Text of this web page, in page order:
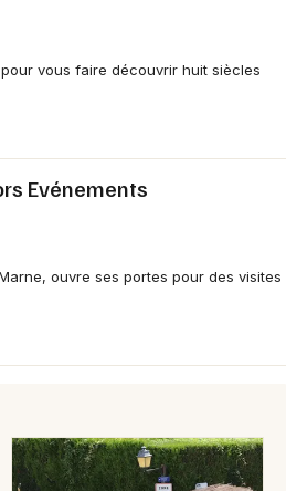
vous faire découvrir huit siècles
Evénements
ouvre ses portes pour des visites